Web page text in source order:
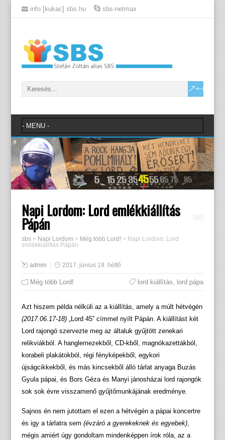
info [kukac] sbs.hu sbs-netmax
Napi Lordom: Lord emlékkiállítás
Pápán
sbs> Napi Lordom > Még több Lord!> Napi Lordom: Lord
emlékkiállítás Pápán
admin 2017. június 19. hétfő
Még több Lord! lord kiállítás, lord pápa
Azt hiszem példa nélküli az a kiállítás, amely a múlt hétvégén
(2017.06.17-18)„Lord 45” címmel nyílt Pápán. A kiállítást két
Lord rajongó szervezte meg az általuk gyűjtött zenekari
relikviákból. A hanglemezekből, CD-kből, magnókazettákból,
korabeli plakátokból, régi fényképekből, egykori
újságcikkekből, és más kincsekből álló tárlat anyaga Buzás
Gyula pápai, és Bors Géza és Manyi jánosházai lord rajongók
sok sok évre visszamenő gyűjtőmunkájának eredménye.
Sajnos én nem jutottam el ezen a hétvégén a pápai koncertre
és igy a tárlatra sem (évzáró a gyerekeknek és egyebek),
mégis amiért úgy gondoltam mindenképpen írok róla, az a